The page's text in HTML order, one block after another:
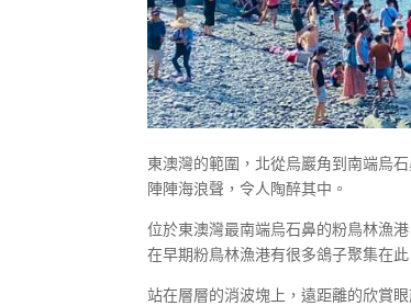
東澳灣的範圍，北從烏巖角到南端烏
陣陣海浪聲，令人陶醉其中。
位於東澳灣最南端烏石鼻的粉鳥林漁
在早期粉鳥林漁港有很多鴿子聚集在
站在層層的消波塊上，遠距離的欣賞